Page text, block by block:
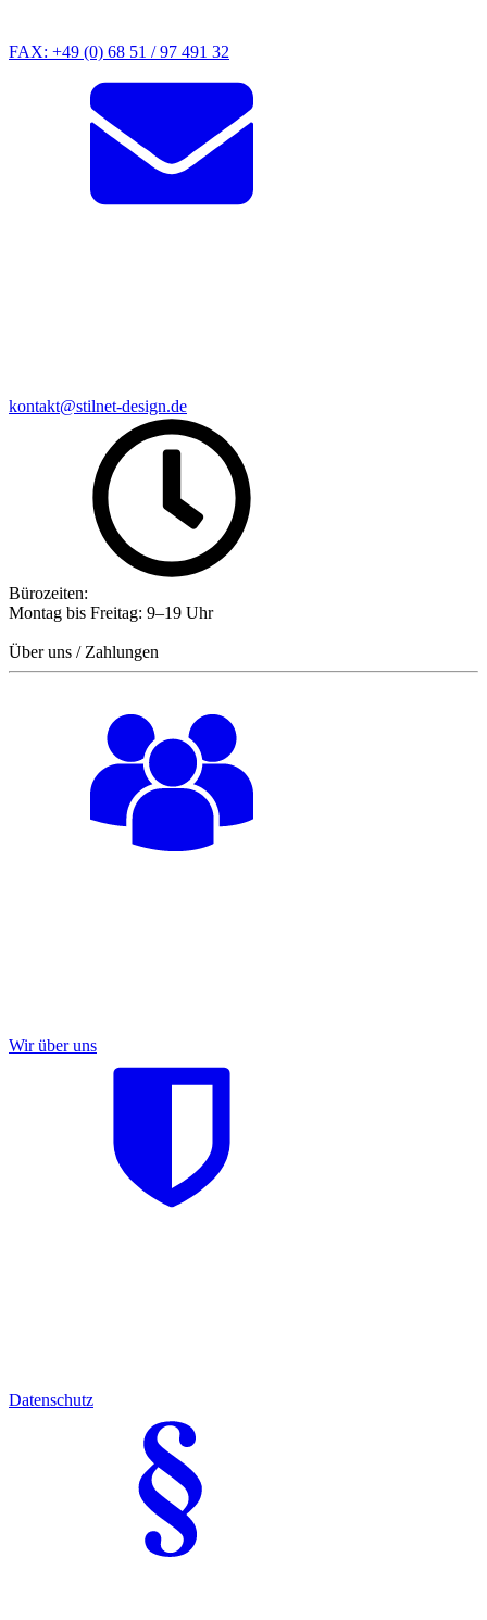
FAX: +49 (0) 68 51 / 97 491 32
kontakt@stilnet-design.de
Bürozeiten:
Montag bis Freitag: 9–19 Uhr
Über uns / Zahlungen
Wir über uns
Datenschutz